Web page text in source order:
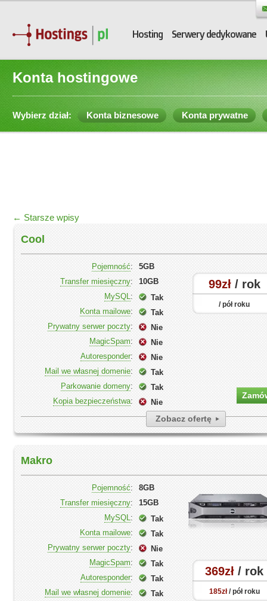
Hosting Serwery dedykowane
Konta hostingowe
Wybierz dział: Konta biznesowe Konta prywatne
← Starsze wpisy
Cool
Pojemność:
5GB
Transfer miesięczny:
10GB
MySQL:
Tak
Konta mailowe:
Tak
Prywatny serwer poczty:
Nie
MagicSpam:
Nie
Autoresponder:
Nie
Mail we własnej domenie:
Tak
Parkowanie domeny:
Tak
Kopia bezpieczeństwa: Nie
99zł/ rok
/ pół roku
Zobacz ofertę
Makro
Pojemność:
8GB
Transfer miesięczny:
15GB
MySQL:
Tak
Konta mailowe:
Tak
Prywatny serwer poczty:
Nie
MagicSpam:
Tak
Autoresponder:
Tak
Mail we własnej domenie:
Tak
369zł / rok
185zł/ pół roku